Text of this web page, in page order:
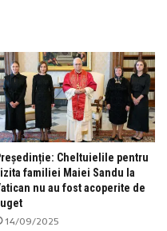
Cheltuielile pentru
familiei Maiei Sandu la
nu au fost acoperite de
14/09/2025